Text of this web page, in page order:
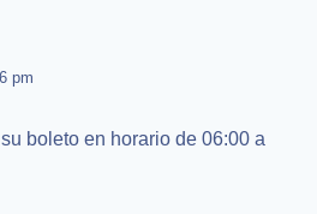
pm
boleto en horario de 06:00 a